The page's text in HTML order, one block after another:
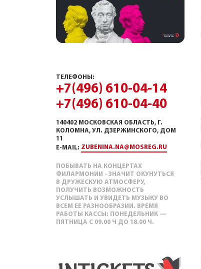
ТЕЛЕФОНЫ:
+7(496) 610-04-14
+7(496) 610-04-40
140402 МОСКОВСКАЯ ОБЛАСТЬ, Г.
КОЛОМНА, УЛ. ДЗЕРЖИНСКОГО, ДОМ
11
E-MAIL: ZUBENINA.NA@MOSREG.RU
ПОБЫВАТЬ НА КОНЦЕРТАХ
ФИЛАРМОНИИ - ЗНАЧИТ ОКУНУТЬСЯ
В ДРУЖЕСКУЮ АТМОСФЕРУ,
ПОЛУЧИТЬ ВОЗМОЖНОСТЬ
УСЛЫШАТЬ И УВИДЕТЬ МУЗЫКУ ВО
ВСЕМ ЕЕ РАЗНООБРАЗИИ. ВРЕМЯ
РАБОТЫ КАССЫ: ПОНЕДЕЛЬНИК —
ПЯТНИЦА С 09.00 Ч ДО 18.00 Ч.